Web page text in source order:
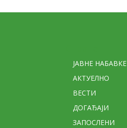
ЈАВНЕ НАБАВКЕ
АКТУЕЛНО
ВЕСТИ
ДОГАЂАЈИ
ЗАПОСЛЕНИ